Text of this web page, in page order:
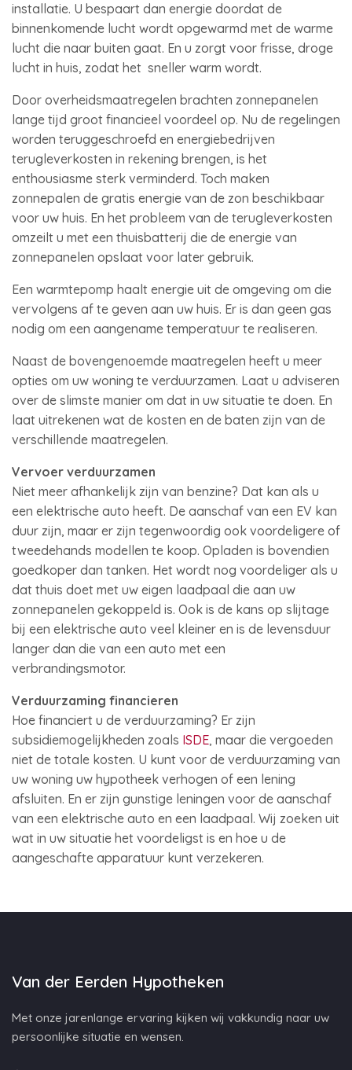
installatie. U bespaart dan energie doordat de
binnenkomende lucht wordt opgewarmd met de warme
lucht die naar buiten gaat. En u zorgt voor frisse, droge
lucht in huis, zodat het sneller warm wordt.
Door overheidsmaatregelen brachten zonnepanelen
lange tijd groot financieel voordeel op. Nu de regelingen
worden teruggeschroefd en energiebedrijven
terugleverkosten in rekening brengen, is het
enthousiasme sterk verminderd. Toch maken
zonnepalen de gratis energie van de zon beschikbaar
voor uw huis. En het probleem van de terugleverkosten
omzeilt u met een thuisbatterij die de energie van
zonnepanelen opslaat voor later gebruik.
Een warmtepomp haalt energie uit de omgeving om die
vervolgens af te geven aan uw huis. Er is dan geen gas
nodig om een aangename temperatuur te realiseren.
Naast de bovengenoemde maatregelen heeft u meer
opties om uw woning te verduurzamen. Laat u adviseren
over de slimste manier om dat in uw situatie te doen. En
laat uitrekenen wat de kosten en de baten zijn van de
verschillende maatregelen.
Vervoer verduurzamen
Niet meer afhankelijk zijn van benzine? Dat kan als u
een elektrische auto heeft. De aanschaf van een EV kan
duur zijn, maar er zijn tegenwoordig ook voordeligere of
tweedehands modellen te koop. Opladen is bovendien
goedkoper dan tanken. Het wordt nog voordeliger als u
dat thuis doet met uw eigen laadpaal die aan uw
zonnepanelen gekoppeld is. Ook is de kans op slijtage
bij een elektrische auto veel kleiner en is de levensduur
langer dan die van een auto met een
verbrandingsmotor.
Verduurzaming financieren
Hoe financiert u de verduurzaming? Er zijn
subsidiemogelijkheden zoals ISDE, maar die vergoeden
niet de totale kosten. U kunt voor de verduurzaming van
uw woning uw hypotheek verhogen of een lening
afsluiten. En er zijn gunstige leningen voor de aanschaf
van een elektrische auto en een laadpaal. Wij zoeken uit
wat in uw situatie het voordeligst is en hoe u de
aangeschafte apparatuur kunt verzekeren.
Van der Eerden Hypotheken
Met onze jarenlange ervaring kijken wij vakkundig naar uw
persoonlijke situatie en wensen.